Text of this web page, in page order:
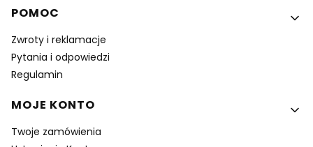
Linki w stopce
POMOC
Zwroty i reklamacje
Pytania i odpowiedzi
Regulamin
MOJE KONTO
Twoje zamówienia